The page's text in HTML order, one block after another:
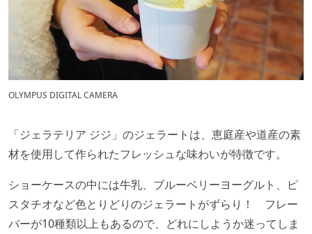
OLYMPUS DIGITAL CAMERA
「ジェラテリア ジジ」のジェラートは、恵庭産や道産の素
材を使用して作られたフレッシュな味わいが特徴です。
ショーケースの中には牛乳、ブルーベリーヨーグルト、ピ
スタチオなど色とりどりのジェラートがずらり！ フレー
バーが10種類以上もあるので、どれにしようか迷ってしま